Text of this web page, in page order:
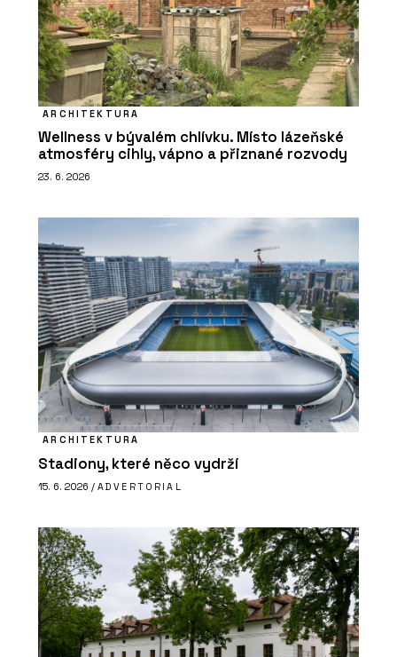
ARCHITEKTURA
Wellness v bývalém chlívku. Místo lázeňské
atmosféry cihly, vápno a přiznané rozvody
23. 6. 2026
ARCHITEKTURA
Stadiony, které něco vydrží
15. 6. 2026 / ADVERTORIAL